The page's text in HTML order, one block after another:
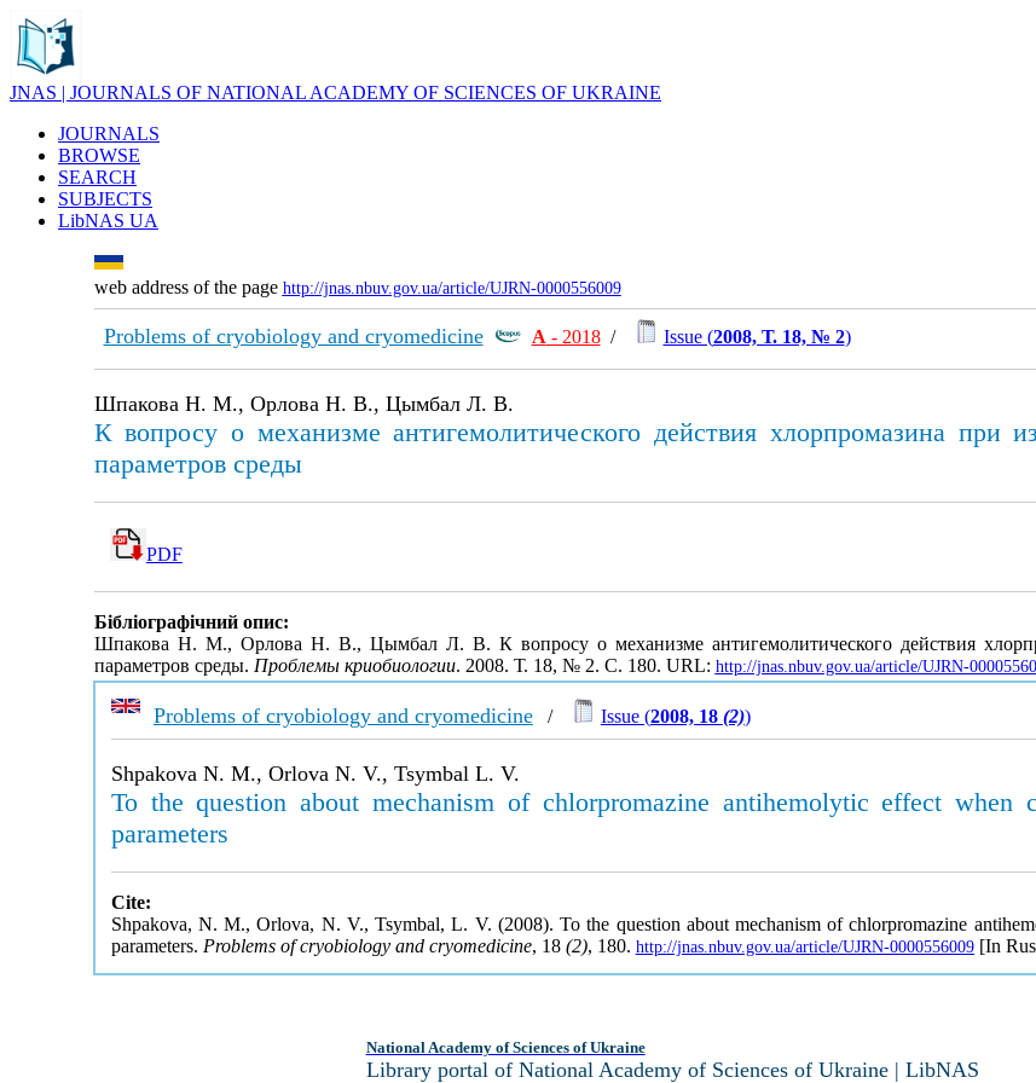
JNAS | JOURNALS OF NATIONAL ACADEMY OF SCIENCES OF UKRAINE
JOURNALS
BROWSE
SEARCH
SUBJECTS
LibNAS UA
web address of the page http://jnas.nbuv.gov.ua/article/UJRN-0000556009
Problems of cryobiology and cryomedicine А - 2018/ Issue (2008, Т. 18, № 2)
Шпакова Н. М., Орлова Н. В., Цымбал Л. В.
К вопросу о механизме антигемолитического действия хлорпромазина при
параметров среды
PDF
Бібліографічний опис:
Шпакова Н. М., Орлова Н. В., Цымбал Л. В. К вопросу о механизме антигемолитического действия
параметров среды. Проблемы криобиологии. 2008. Т. 18, № 2. С. 180. URL: http://jnas.nbuv.gov.ua/article/UJRN-
Problems of cryobiology and cryomedicine/ Issue (2008, 18 (2))
Shpakova N. M., Orlova N. V., Tsymbal L. V.
To the question about mechanism of chlorpromazine antihemolytic effect when
parameters
Cite:
Shpakova, N. M., Orlova, N. V., Tsymbal, L. V. (2008). To the question about mechanism of chlorpromazine
parameters. Problems of cryobiology and cryomedicine, 18 (2), 180. http://jnas.nbuv.gov.ua/article/UJRN-0000556009[In
National Academy of Sciences of Ukraine
Library portal of National Academy of Sciences of Ukraine | LibNAS